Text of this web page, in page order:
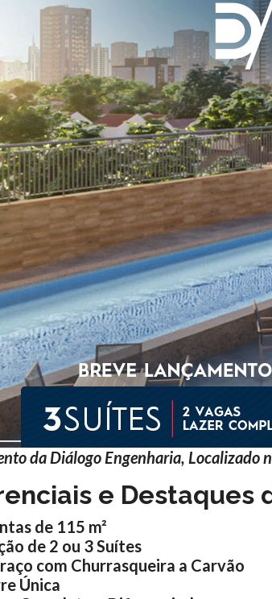
da Diálogo Engenharia, Localizado
e Destaques
de 115 m²
de 2 ou 3 Suítes
com Churrasqueira a Carvão
Única